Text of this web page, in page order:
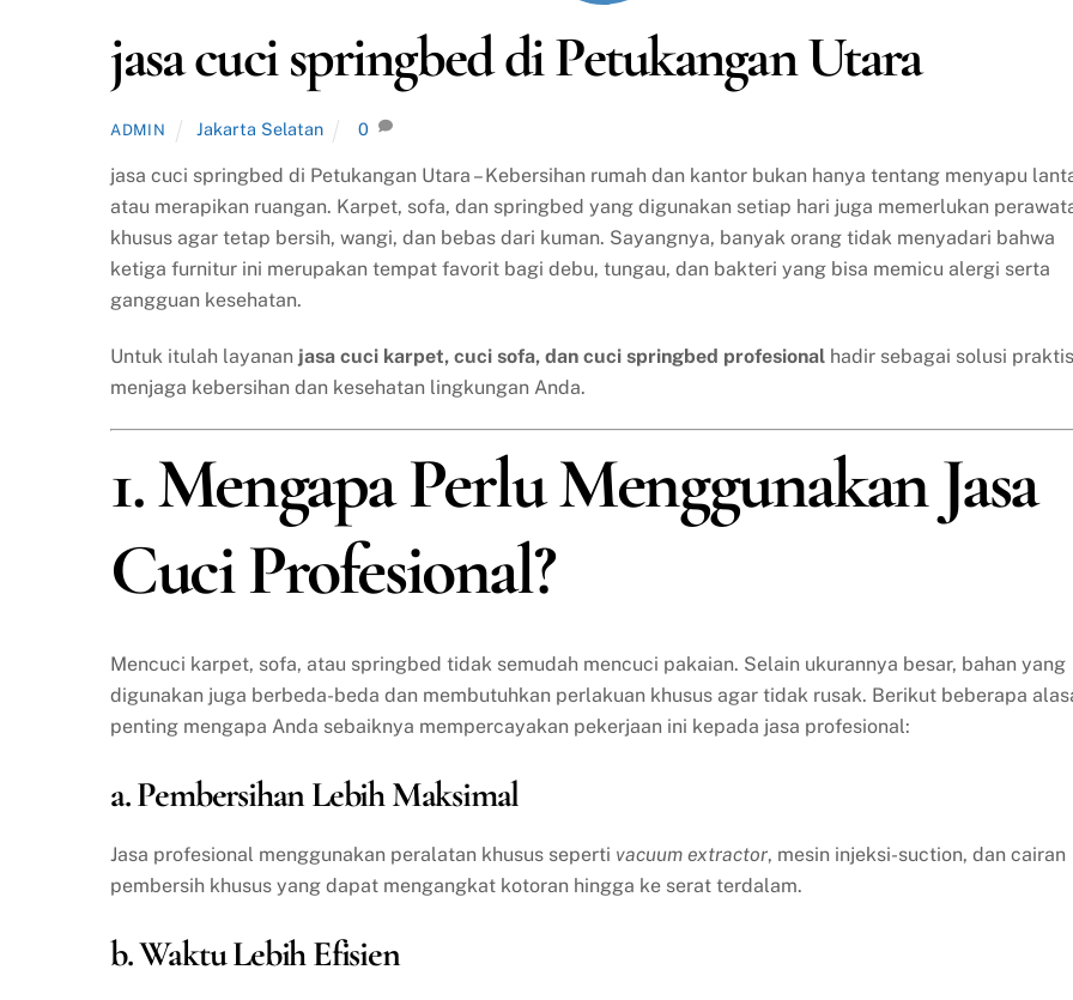
jasa cuci springbed di Petukangan Utara
ADMIN Jakarta Selatan 0
jasa cuci springbed di Petukangan Utara – Kebersihan rumah dan kantor bukan hanya tentang menyapu
atau merapikan ruangan. Karpet, sofa, dan springbed yang digunakan setiap hari juga memerlukan
khusus agar tetap bersih, wangi, dan bebas dari kuman. Sayangnya, banyak orang tidak menyadari bahwa
ketiga furnitur ini merupakan tempat favorit bagi debu, tungau, dan bakteri yang bisa memicu alergi serta
gangguan kesehatan.
Untuk itulah layanan jasa cuci karpet, cuci sofa, dan cuci springbed profesional hadir sebagai solusi praktis
menjaga kebersihan dan kesehatan lingkungan Anda.
1. Mengapa Perlu Menggunakan Jasa
Cuci Profesional?
Mencuci karpet, sofa, atau springbed tidak semudah mencuci pakaian. Selain ukurannya besar, bahan yang
digunakan juga berbeda-beda dan membutuhkan perlakuan khusus agar tidak rusak. Berikut beberapa
penting mengapa Anda sebaiknya mempercayakan pekerjaan ini kepada jasa profesional:
a. Pembersihan Lebih Maksimal
Jasa profesional menggunakan peralatan khusus seperti vacuum extractor, mesin injeksi-suction, dan cairan
pembersih khusus yang dapat mengangkat kotoran hingga ke serat terdalam.
b. Waktu Lebih Efisien